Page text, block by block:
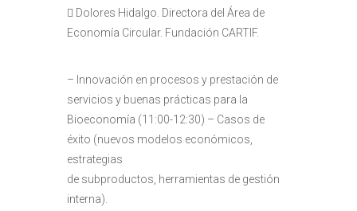
 Dolores Hidalgo. Directora del Área de
Economía Circular. Fundación CARTIF.
– Innovación en procesos y prestación de
servicios y buenas prácticas para la
Bioeconomía (11:00-12:30) – Casos de
éxito (nuevos modelos económicos,
estrategias
de subproductos, herramientas de gestión
interna).